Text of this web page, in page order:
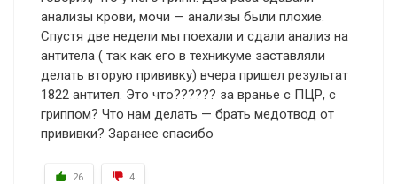
анализы крови, мочи — анализы были плохие.
Спустя две недели мы поехали и сдали анализ на
антитела ( так как его в техникуме заставляли
делать вторую прививку) вчера пришел результат
1822 антител. Это что?????? за вранье с ПЦР, с
гриппом? Что нам делать — брать медотвод от
прививки? Заранее спасибо
26 4